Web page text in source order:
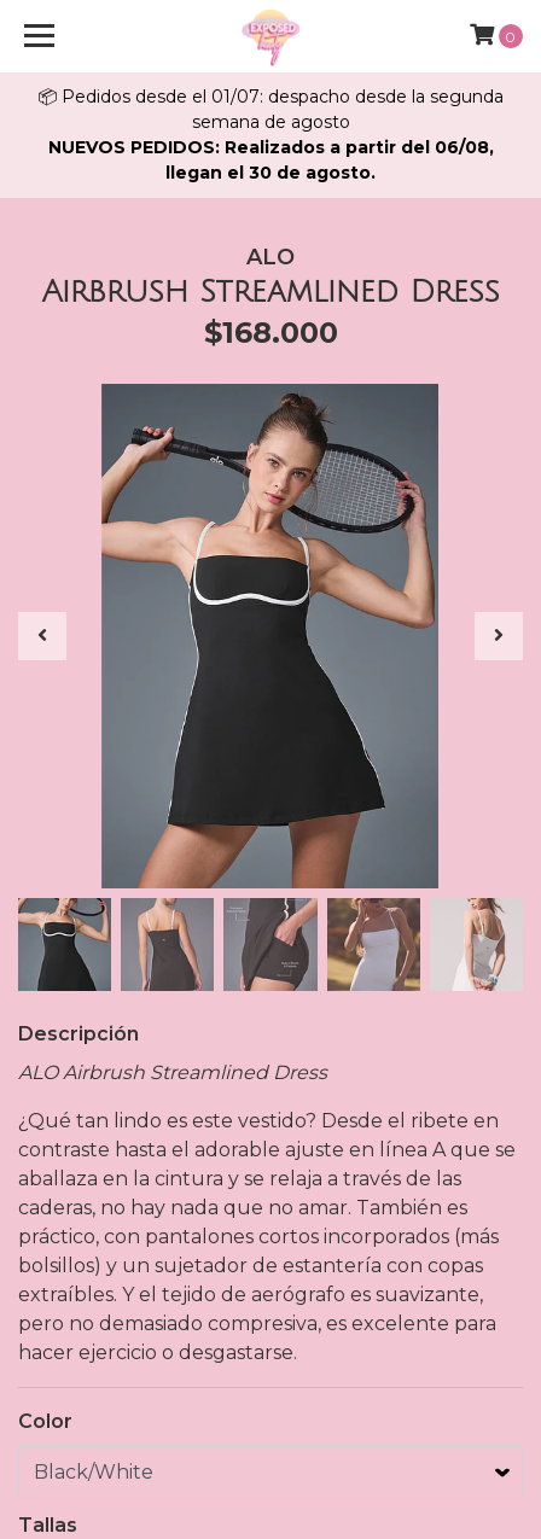
📦 Pedidos desde el 01/07: despacho desde la segunda
semana de agosto
NUEVOS PEDIDOS: Realizados a partir del 06/08,
llegan el 30 de agosto.
0
ALO
Airbrush Streamlined Dress
$168.000
Descripción
ALO Airbrush Streamlined Dress
¿Qué tan lindo es este vestido? Desde el ribete en
contraste hasta el adorable ajuste en línea A que se
aballaza en la cintura y se relaja a través de las
caderas, no hay nada que no amar. También es
práctico, con pantalones cortos incorporados (más
bolsillos) y un sujetador de estantería con copas
extraíbles. Y el tejido de aerógrafo es suavizante,
pero no demasiado compresiva, es excelente para
hacer ejercicio o desgastarse.
Color
Tallas